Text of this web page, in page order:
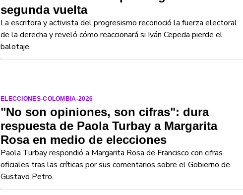
segunda vuelta
La escritora y activista del progresismo reconoció la fuerza electoral
de la derecha y reveló cómo reaccionará si Iván Cepeda pierde el
balotaje.
ELECCIONES-COLOMBIA-2026
"No son opiniones, son cifras": dura
respuesta de Paola Turbay a Margarita
Rosa en medio de elecciones
Paola Turbay respondió a Margarita Rosa de Francisco con cifras
oficiales tras las críticas por sus comentarios sobre el Gobierno de
Gustavo Petro.